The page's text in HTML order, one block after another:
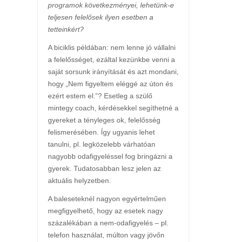
programok következményei, lehetünk-e
teljesen felelősek ilyen esetben a
tetteinkért?
A biciklis példában: nem lenne jó vállalni
a felelősséget, ezáltal kezünkbe venni a
saját sorsunk irányítását és azt mondani,
hogy „Nem figyeltem eléggé az úton és
ezért estem el.”? Esetleg a szülő
mintegy coach, kérdésekkel segíthetné a
gyereket a tényleges ok, felelősség
felismerésében. Így ugyanis lehet
tanulni, pl. legközelebb várhatóan
nagyobb odafigyeléssel fog bringázni a
gyerek. Tudatosabban lesz jelen az
aktuális helyzetben.
A baleseteknél nagyon egyértelműen
megfigyelhető, hogy az esetek nagy
százalékában a nem-odafigyelés – pl.
telefon használat, múlton vagy jövőn